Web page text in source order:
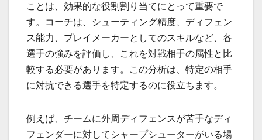
ことは、効果的な役割割り当てにとって重要で
す。コーチは、シューティング精度、ディフェン
ス能力、プレイメーカーとしてのスキルなど、各
選手の強みを評価し、これを対戦相手の属性と比
較する必要があります。この分析は、特定の相手
に対抗できる選手を特定するのに役立ちます。
例えば、チームに外周ディフェンスが苦手なディ
フェンダーに対してシャープシューターがいる場